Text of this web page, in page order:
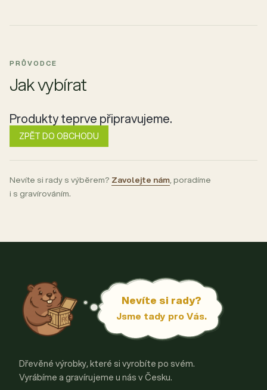
PRŮVODCE
Jak vybírat
Produkty teprve připravujeme.
ZPĚT DO OBCHODU
Nevíte si rady s výběrem? Zavolejte nám, poradíme
i s gravírováním.
Nevíte si rady?
Jsme tady pro Vás.
Dřevěné výrobky, které si vyrobíte po svém.
Vyrábíme a gravírujeme u nás v Česku.